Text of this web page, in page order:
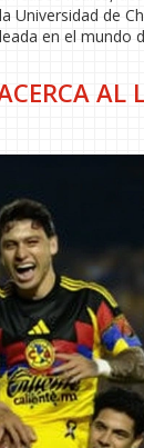
de
en el mundo
AL